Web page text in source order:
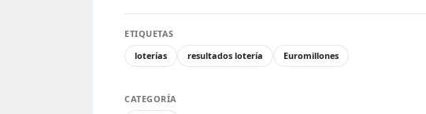
ETIQUETAS
loterías
resultados lotería Euromillones
CATEGORÍA